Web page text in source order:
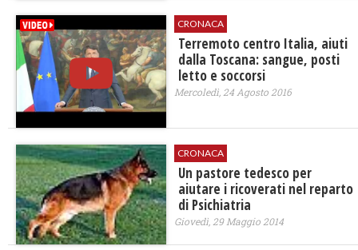
CRONACA
Terremoto centro Italia, aiuti
dalla Toscana: sangue, posti
letto e soccorsi
Mercoledì, 24 Agosto 2016
CRONACA
Un pastore tedesco per
aiutare i ricoverati nel reparto
di Psichiatria
Giovedì, 29 Maggio 2014